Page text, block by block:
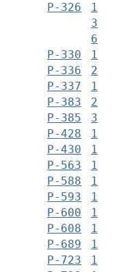
Р-326
1
3
6
Р-330
1
Р-336
2
Р-337
1
Р-383
2
Р-385
3
Р-428
1
Р-430
1
Р-563
1
Р-588
1
Р-593
1
Р-600
1
Р-608
1
Р-689
1
Р-723
1